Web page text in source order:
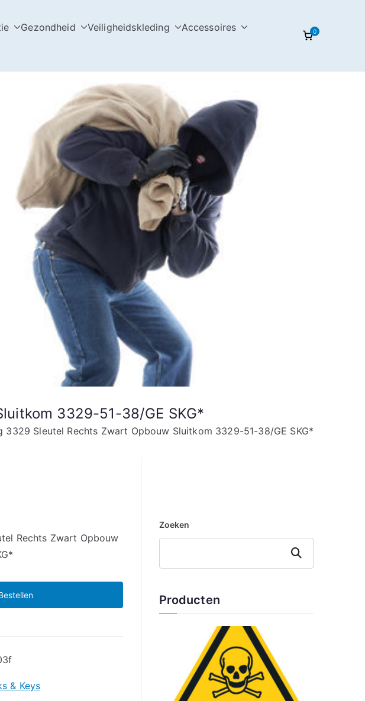
Gezondheid Veiligheidskleding
Accessoires
0
3329-51-38/GE SKG*
3329 Sleutel Rechts Zwart Opbouw Sluitkom 3329-51-38/GE SKG*
Rechts Zwart Opbouw
& Keys
Zoeken
Zoeken
Producten